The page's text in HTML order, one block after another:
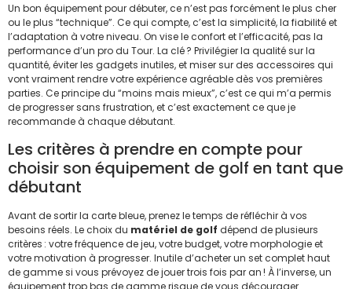
Un bon équipement pour débuter, ce n’est pas forcément le plus cher
ou le plus “technique”. Ce qui compte, c’est la simplicité, la fiabilité et
l’adaptation à votre niveau. On vise le confort et l’efficacité, pas la
performance d’un pro du Tour. La clé ? Privilégier la qualité sur la
quantité, éviter les gadgets inutiles, et miser sur des accessoires qui
vont vraiment rendre votre expérience agréable dès vos premières
parties. Ce principe du “moins mais mieux”, c’est ce qui m’a permis
de progresser sans frustration, et c’est exactement ce que je
recommande à chaque débutant.
Les critères à prendre en compte pour
choisir son équipement de golf en tant que
débutant
Avant de sortir la carte bleue, prenez le temps de réfléchir à vos
besoins réels. Le choix du matériel de golf dépend de plusieurs
critères : votre fréquence de jeu, votre budget, votre morphologie et
votre motivation à progresser. Inutile d’acheter un set complet haut
de gamme si vous prévoyez de jouer trois fois par an ! À l’inverse, un